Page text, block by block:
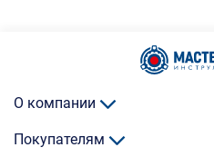
О компании
Покупателям